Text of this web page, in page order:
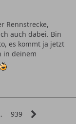
Rennstrecke,
auch dabei. Bin
es kommt ja jetzt
in deinem
939